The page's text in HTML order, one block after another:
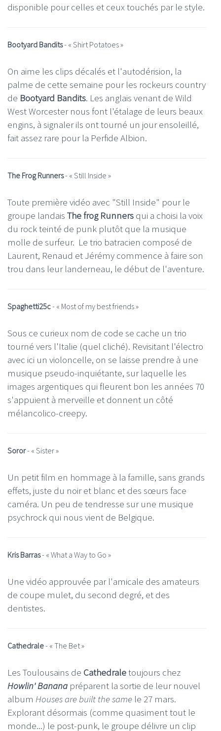
disponible pour celles et ceux touchés par le style.
Bootyard Bandits- « Shirt Potatoes»
On aime les clips décalés et l'autodérision, la
palme de cette semaine pour les rockeurs country
de Bootyard Bandits. Les anglais venant de Wild
West Worcester nous font l'étalage de leurs beaux
engins, à signaler ils ont tourné un jour ensoleillé,
fait assez rare pour la Perfide Albion.
The Frog Runners- « Still Inside »
Toute première vidéo avec "Still Inside" pour le
groupe landais The frog Runners qui a choisi la voix
du rock teinté de punk plutôt que la musique
molle de surfeur. Le trio batracien composé de
Laurent, Renaud et Jérémy commence à faire son
trou dans leur landerneau, le début de l'aventure.
Spaghetti25c- « Most of my best friends »
Sous ce curieux nom de code se cache un trio
tourné vers l'Italie (quel cliché). Revisitant l'électro
avec ici un violoncelle, on se laisse prendre à une
musique pseudo-inquiétante, sur laquelle les
images argentiques qui fleurent bon les années 70
s'appuient à merveille et donnent un côté
mélancolico-creepy.
Soror- « Sister »
Un petit film en hommage à la famille, sans grands
effets, juste du noir et blanc et des sœurs face
caméra. Un peu de tendresse sur une musique
psychrock qui nous vient de Belgique.
Kris Barras- « What a Way to Go »
Une vidéo approuvée par l'amicale des amateurs
de coupe mulet, du second degré, et des
dentistes.
Cathedrale- « The Bet »
Les Toulousains de Cathedraletoujours chez
Howlin' Banana préparent la sortie de leur nouvel
album Houses are built the same le 27 mars.
Explorant désormais (comme quasiment tout le
monde...) le post-punk, le groupe délivre un clip